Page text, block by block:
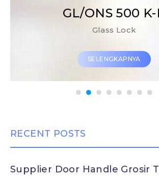
PH/ONS
Pull Handle
SELENGKAPNYA
RECENT POSTS
Supplier Door Handle Grosir